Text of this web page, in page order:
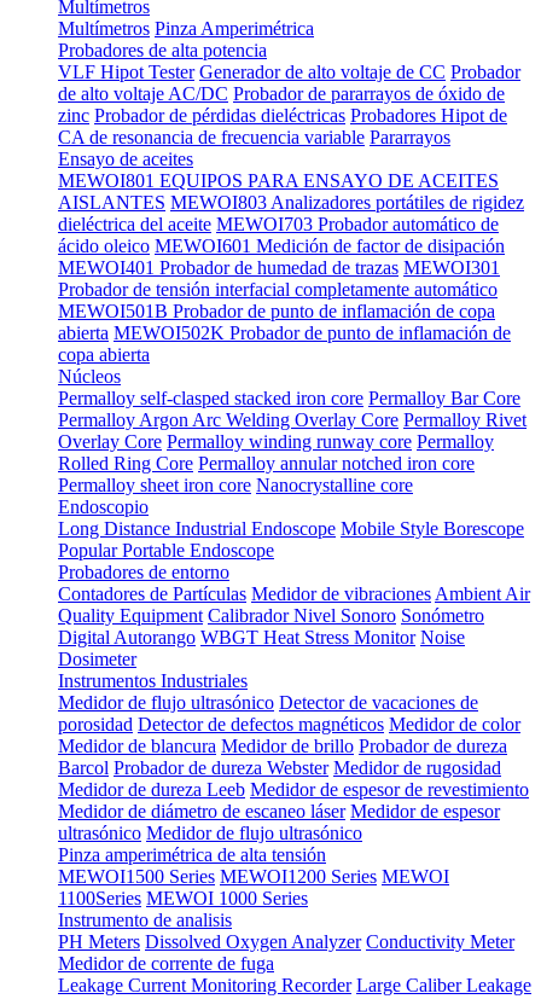
Multímetros
Multímetros Pinza Amperimétrica
Probadores de alta potencia
VLF Hipot Tester Generador de alto voltaje de CC Probador
de alto voltaje AC/DC Probador de pararrayos de óxido de
zinc Probador de pérdidas dieléctricas Probadores Hipot de
CA de resonancia de frecuencia variable Pararrayos
Ensayo de aceites
MEWOI801 EQUIPOS PARA ENSAYO DE ACEITES
AISLANTES MEWOI803 Analizadores portátiles de rigidez
dieléctrica del aceite MEWOI703 Probador automático de
ácido oleico MEWOI601 Medición de factor de disipación
MEWOI401 Probador de humedad de trazas MEWOI301
Probador de tensión interfacial completamente automático
MEWOI501B Probador de punto de inflamación de copa
abierta MEWOI502K Probador de punto de inflamación de
copa abierta
Núcleos
Permalloy self-clasped stacked iron core Permalloy Bar Core
Permalloy Argon Arc Welding Overlay Core Permalloy Rivet
Overlay Core Permalloy winding runway core Permalloy
Rolled Ring Core Permalloy annular notched iron core
Permalloy sheet iron core Nanocrystalline core
Endoscopio
Long Distance Industrial Endoscope Mobile Style Borescope
Popular Portable Endoscope
Probadores de entorno
Contadores de Partículas Medidor de vibraciones Ambient Air
Quality Equipment Calibrador Nivel Sonoro Sonómetro
Digital Autorango WBGT Heat Stress Monitor Noise
Dosimeter
Instrumentos Industriales
Medidor de flujo ultrasónico Detector de vacaciones de
porosidad Detector de defectos magnéticos Medidor de color
Medidor de blancura Medidor de brillo Probador de dureza
Barcol Probador de dureza Webster Medidor de rugosidad
Medidor de dureza Leeb Medidor de espesor de revestimiento
Medidor de diámetro de escaneo láser Medidor de espesor
ultrasónico Medidor de flujo ultrasónico
Pinza amperimétrica de alta tensión
MEWOI1500 Series MEWOI1200 Series MEWOI
1100Series MEWOI 1000 Series
Instrumento de analisis
PH Meters Dissolved Oxygen Analyzer Conductivity Meter
Medidor de corrente de fuga
Leakage Current Monitoring Recorder Large Caliber Leakage